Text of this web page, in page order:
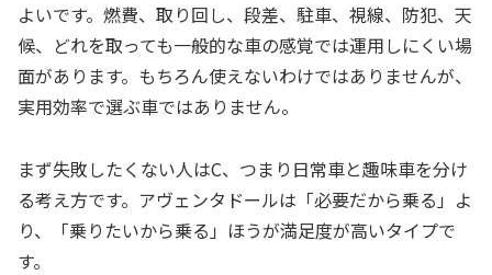
よいです。燃費、取り回し、段差、駐車、視線、防犯、天
候、どれを取っても一般的な車の感覚では運用しにくい場
面があります。もちろん使えないわけではありませんが、
実用効率で選ぶ車ではありません。
まず失敗したくない人はC、つまり日常車と趣味車を分け
る考え方です。アヴェンタドールは「必要だから乗る」よ
り、「乗りたいから乗る」ほうが満足度が高いタイプで
す。